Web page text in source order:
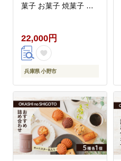
菓子 お菓子 焼菓子 洋
22,000円
兵庫県 小野市